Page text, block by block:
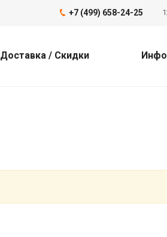
+7 (499) 658-24-25
Доставка / Скидки